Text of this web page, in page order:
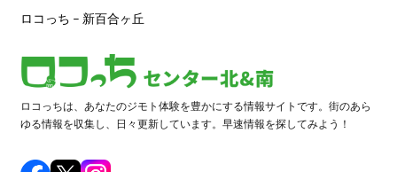
ロコっち – 新百合ヶ丘
ロコっちは、あなたのジモト体験を豊かにする情報サイトです。街のあら
ゆる情報を収集し、日々更新しています。早速情報を探してみよう！